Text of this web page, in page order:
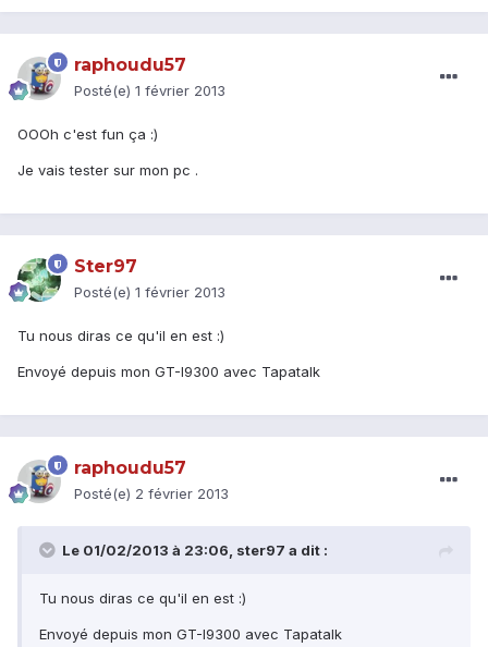
raphoudu57
Posté(e) 1 février 2013
OOOh c'est fun ça :)
Je vais tester sur mon pc .
Ster97
Posté(e) 1 février 2013
Tu nous diras ce qu'il en est :)
Envoyé depuis mon GT-I9300 avec Tapatalk
raphoudu57
Posté(e) 2 février 2013
Le 01/02/2013 à 23:06, ster97 a dit :
Tu nous diras ce qu'il en est :)
Envoyé depuis mon GT-I9300 avec Tapatalk